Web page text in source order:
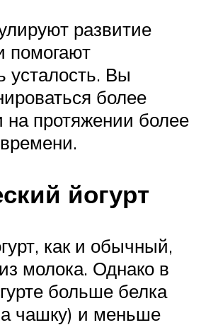
развитие
усталость. Вы
более
на протяжении более
йогурт
как и обычный,
молока. Однако в
больше белка
чашку) и меньше